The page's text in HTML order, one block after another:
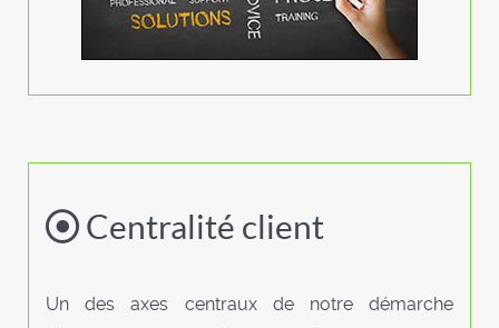
Centralité client
Un des axes centraux de notre démarche